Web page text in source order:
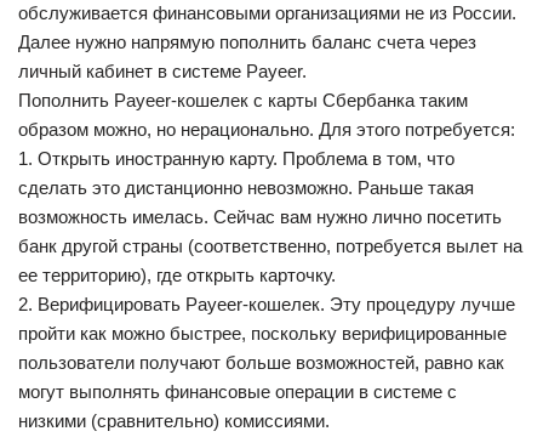
обслуживается финансовыми организациями не из России.
Далее нужно напрямую пополнить баланс счета через
личный кабинет в системе Payeer.
Пополнить Payeer-кошелек с карты Сбербанка таким
образом можно, но нерационально. Для этого потребуется:
1. Открыть иностранную карту. Проблема в том, что
сделать это дистанционно невозможно. Раньше такая
возможность имелась. Сейчас вам нужно лично посетить
банк другой страны (соответственно, потребуется вылет на
ее территорию), где открыть карточку.
2. Верифицировать Payeer-кошелек. Эту процедуру лучше
пройти как можно быстрее, поскольку верифицированные
пользователи получают больше возможностей, равно как
могут выполнять финансовые операции в системе с
низкими (сравнительно) комиссиями.